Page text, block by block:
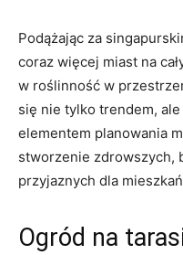
Podążając za
coraz ‍więcej miast na
w roślinność w
się‍ nie ‌tylko trendem,
elementem planowania
stworzenie zdrowszych,
przyjaznych dla
Ogród na